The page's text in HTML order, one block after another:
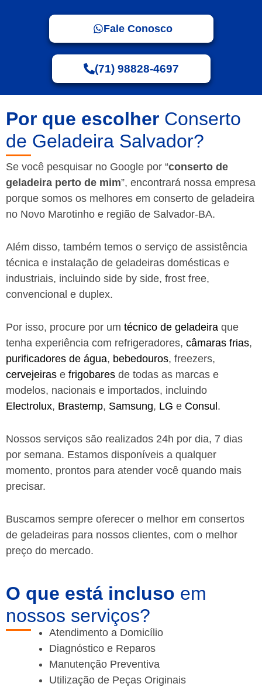
Fale Conosco
(71) 98828-4697
Por que escolher Conserto
de Geladeira Salvador?
Se você pesquisar no Google por “conserto de
geladeira perto de mim”, encontrará nossa empresa
porque somos os melhores em conserto de geladeira
no Novo Marotinho e região de Salvador-BA.
Além disso, também temos o serviço de assistência
técnica e instalação de geladeiras domésticas e
industriais, incluindo side by side, frost free,
convencional e duplex.
Por isso, procure por um técnico de geladeira que
tenha experiência com refrigeradores, câmaras frias,
purificadores de água, bebedouros, freezers,
cervejeiras e frigobares de todas as marcas e
modelos, nacionais e importados, incluindo
Electrolux, Brastemp, Samsung, LG e Consul .
Nossos serviços são realizados 24h por dia, 7 dias
por semana. Estamos disponíveis a qualquer
momento, prontos para atender você quando mais
precisar.
Buscamos sempre oferecer o melhor em consertos
de geladeiras para nossos clientes, com o melhor
preço do mercado.
O que está incluso em
nossos serviços?
Atendimento a Domicílio
Diagnóstico e Reparos
Manutenção Preventiva
Utilização de Peças Originais